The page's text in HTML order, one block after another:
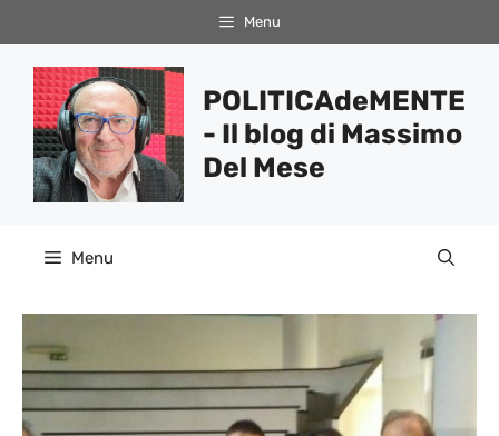
al
contenuto
Menu
POLITICAdeMENTE
- Il blog di Massimo
Del Mese
Menu